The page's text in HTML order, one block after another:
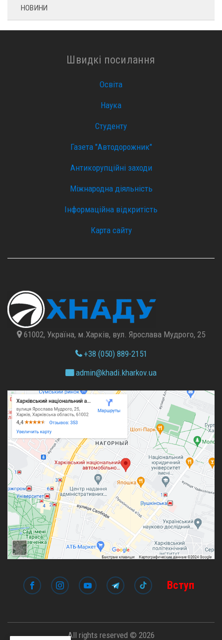
НОВИНИ
Швидкі посилання
Освіта
Наука
Студенту
Газета "Автодорожник"
Антикорупційні заходи
Міжнародна діяльність
Інформаційна відкритість
Карта сайту
61002, Україна, м.Харків, вул. Ярослава Мудрого, 25
+38 (050) 889-2151
admin@khadi.kharkov.ua
Вступ
All rights reserved © 2026